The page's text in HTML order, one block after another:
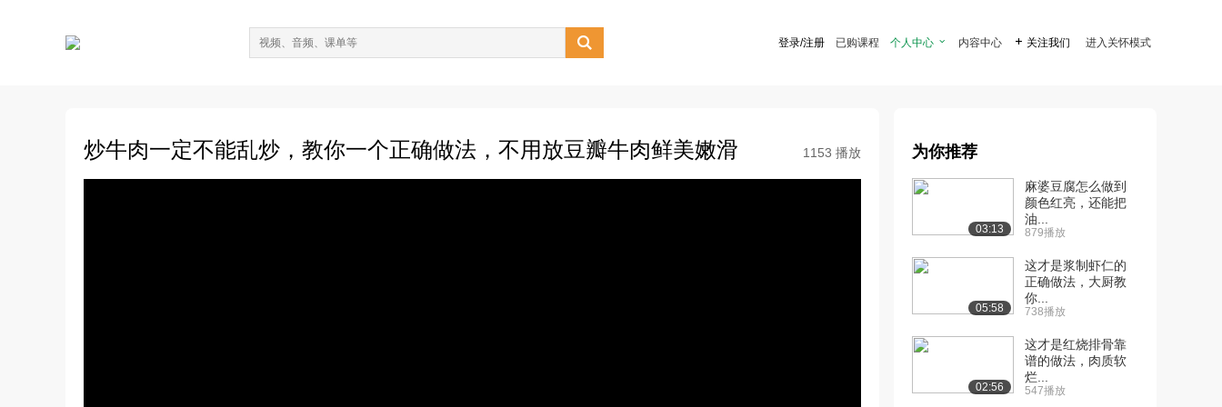
 登录/注册 已购课程 个人中心  内容中心  关注我们 进入关怀模式
炒牛肉一定不能乱炒，教你一个正确做法，不用放豆瓣牛肉鲜美嫩滑 1153 播放 为你推荐
03:13
麻婆豆腐怎么做到
颜色红亮，还能把
油...
879播放
05:58
这才是浆制虾仁的
正确做法，大厨教
你...
738播放
02:56
这才是红烧排骨靠
谱的做法，肉质软
烂...
547播放